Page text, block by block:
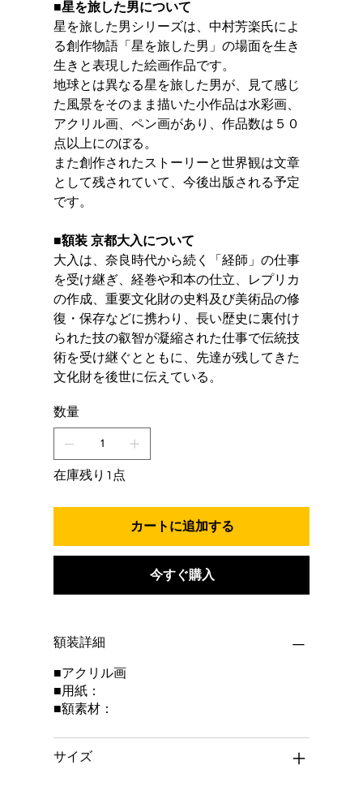
■星を旅した男について
星を旅した男シリーズは、中村芳楽氏によ
る創作物語「星を旅した男」の場面を生き
生きと表現した絵画作品です。
地球とは異なる星を旅した男が、見て感じ
た風景をそのまま描いた小作品は水彩画、
アクリル画、ペン画があり、作品数は５０
点以上にのぼる。
また創作されたストーリーと世界観は文章
として残されていて、今後出版される予定
です。
■額装 京都大入について
大入は、奈良時代から続く「経師」の仕事
を受け継ぎ、経巻や和本の仕立、レプリカ
の作成、重要文化財の史料及び美術品の修
復・保存などに携わり、長い歴史に裏付け
られた技の叡智が凝縮された仕事で伝統技
術を受け継ぐとともに、先達が残してきた
文化財を後世に伝えている。
数量
在庫残り1点
カートに追加する
今すぐ購入
額装詳細
■アクリル画
■用紙：
■額素材：
サイズ